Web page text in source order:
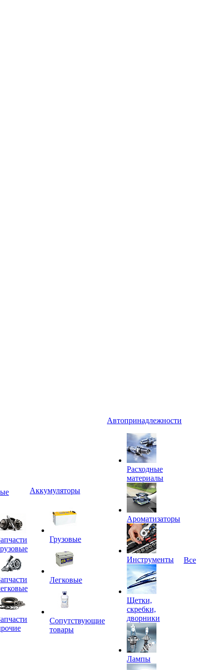
Аккумуляторы
Грузовые
Легковые
Сопутствующие
товары
Автопринадлежности
Расходные
материалы
Ароматизаторы
Инструменты
Щетки,
скребки,
дворники
Лампы
Все